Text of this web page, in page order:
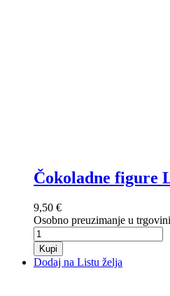
Čokoladne figure
9,50 €
Osobno preuzimanje u trgovini
Kupi
Dodaj na Listu želja